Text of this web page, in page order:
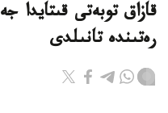
قازاق توبەتى قىتايدا
رەتىندە تانىلدى